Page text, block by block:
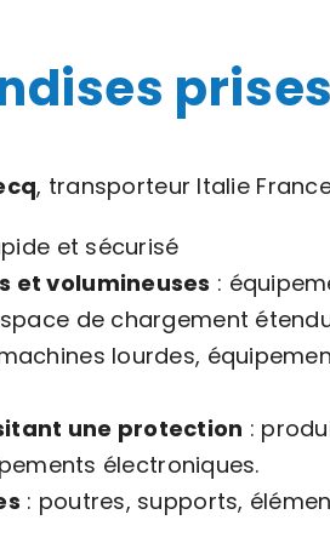
, transporteur Italie
et sécurisé
et volumineuses :
de chargement
lourdes,
une protection :
électroniques.
: poutres, supports,